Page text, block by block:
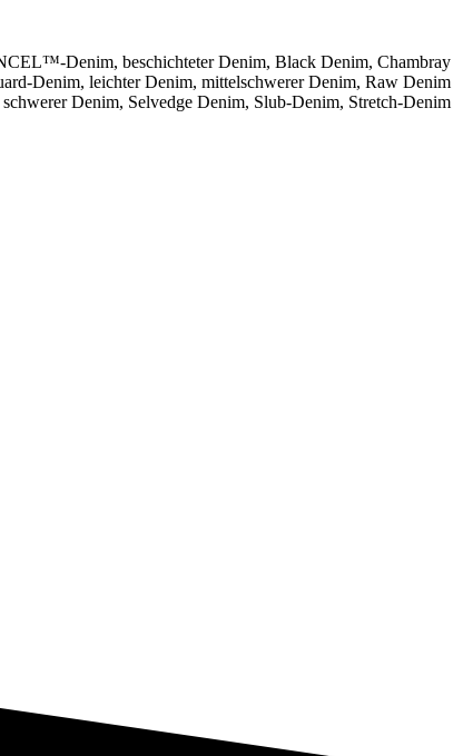
Denim, beschichteter Denim, Black Denim, Chambray
Denim, leichter Denim, mittelschwerer Denim, Raw Denim
schwerer Denim, Selvedge Denim, Slub-Denim, Stretch-Denim